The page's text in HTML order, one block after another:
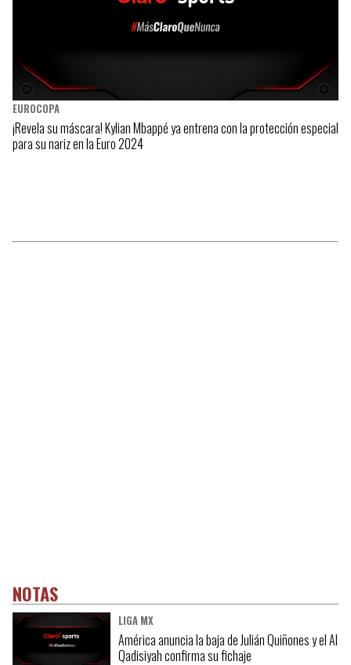
EUROCOPA
¡Revela su máscara! Kylian Mbappé ya entrena con la protección especial
para su nariz en la Euro 2024
NOTAS
LIGA MX
América anuncia la baja de Julián Quiñones y el Al
Qadisiyah confirma su fichaje